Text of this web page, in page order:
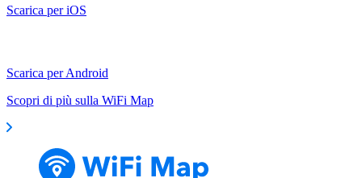
Scarica per iOS
Scarica per Android
Scopri di più sulla WiFi Map